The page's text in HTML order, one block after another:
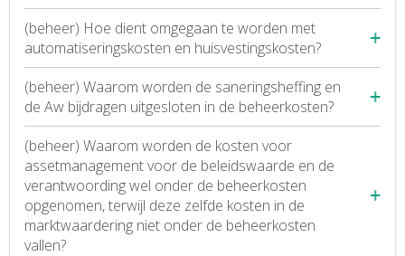
(beheer) Hoe dient omgegaan te worden met
automatiseringskosten en huisvestingskosten?
(beheer) Waarom worden de saneringsheffing en
de Aw bijdragen uitgesloten in de beheerkosten?
(beheer) Waarom worden de kosten voor
assetmanagement voor de beleidswaarde en de
verantwoording wel onder de beheerkosten
opgenomen, terwijl deze zelfde kosten in de
marktwaardering niet onder de beheerkosten
vallen?